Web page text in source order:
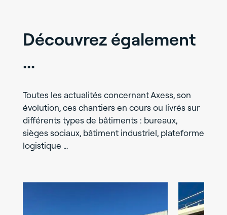
Découvrez également
...
Toutes les actualités concernant Axess, son
évolution, ces chantiers en cours ou livrés sur
différents types de bâtiments : bureaux,
sièges sociaux, bâtiment industriel, plateforme
logistique …